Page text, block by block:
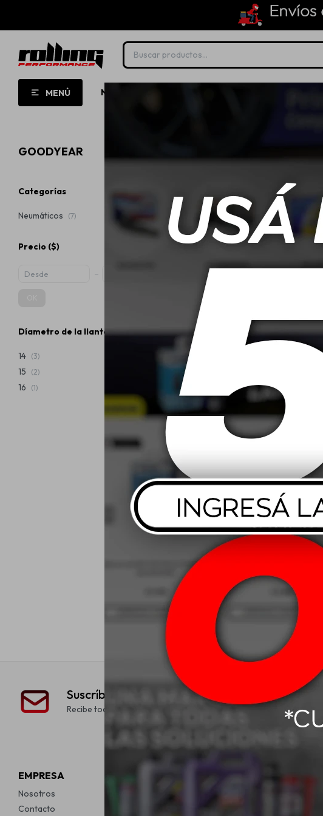
MENÚ NUEVO!
GOODYEAR
165/70 R14 85T Goodyear
USD116,00
Eagle Sport 2
Categorías
Neumáticos (7)
Precio ($)
Díametro de la llanta
14 (3)
15 (2)
16 (1)
Suscríbete a nuestra newsletter
Recibe todas las novedades y ofertas de nuestra tienda.
EMPRESA
Nosotros
Contacto
COMPRA
Como comprar